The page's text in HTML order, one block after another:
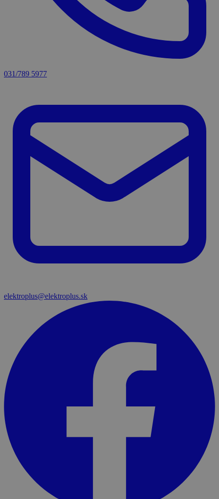
031/789 5977
elektroplus@elektroplus.sk